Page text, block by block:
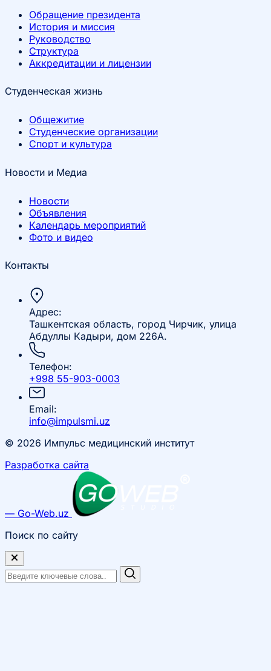
Обращение президента
История и миссия
Руководство
Структура
Аккредитации и лицензии
Студенческая жизнь
Общежитие
Студенческие организации
Спорт и культура
Новости и Медиа
Новости
Объявления
Календарь мероприятий
Фото и видео
Контакты
Адрес:
Ташкентская область, город Чирчик, улица
Абдуллы Кадыри, дом 226А.
Телефон:
+998 55-903-0003
Email:
info@impulsmi.uz
© 2026 Импульс медицинский институт
Разработка сайта
— Go-Web.uz
Поиск по сайту